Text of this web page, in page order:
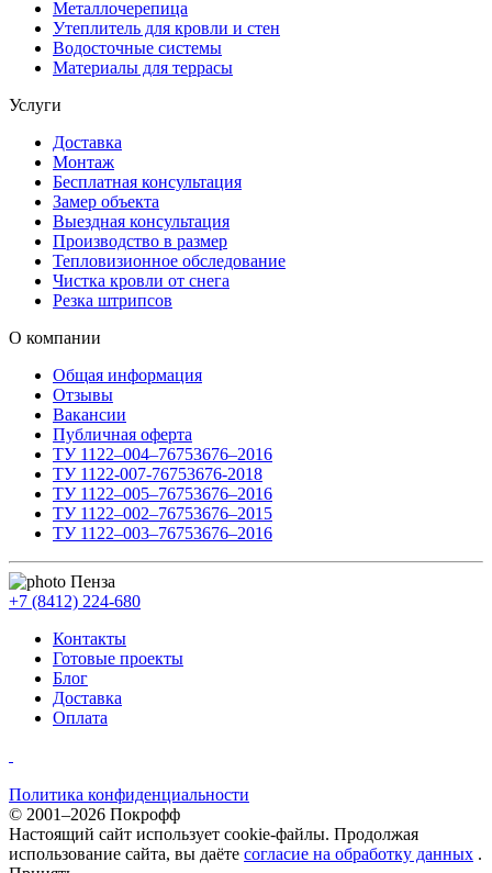
Металлочерепица
Утеплитель для кровли и стен
Водосточные системы
Материалы для террасы
Услуги
Доставка
Монтаж
Бесплатная консультация
Замер объекта
Выездная консультация
Производство в размер
Тепловизионное обследование
Чистка кровли от снега
Резка штрипсов
О компании
Общая информация
Отзывы
Вакансии
Публичная оферта
ТУ 1122–004–76753676–2016
ТУ 1122-007-76753676-2018
ТУ 1122–005–76753676–2016
ТУ 1122–002–76753676–2015
ТУ 1122–003–76753676–2016
Пенза
+7 (8412) 224-680
Контакты
Готовые проекты
Блог
Доставка
Оплата
Политика конфиденциальности
© 2001–2026 Покрофф
Настоящий сайт использует cookie-файлы. Продолжая
использование сайта, вы даёте согласие на обработку данных .